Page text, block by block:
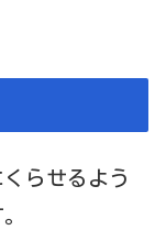
らせるよう